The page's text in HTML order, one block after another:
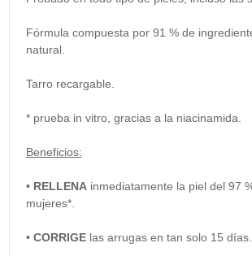
Fórmula compuesta por 91 % de
natural.
Tarro recargable.
* prueba in vitro, gracias a la niacinamida.
Beneficios:
• RELLENAinmediatamente la piel del 97
mujeres*.
• CORRIGE las arrugas en tan solo 15 días.